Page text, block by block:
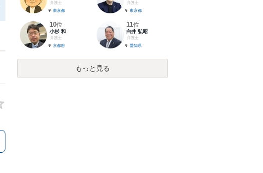
弁護士
東京都
弁護士
東京都
10位
小杉 和
弁護士
京都府
11位
白井 弘昭
弁護士
愛知県
もっと見る